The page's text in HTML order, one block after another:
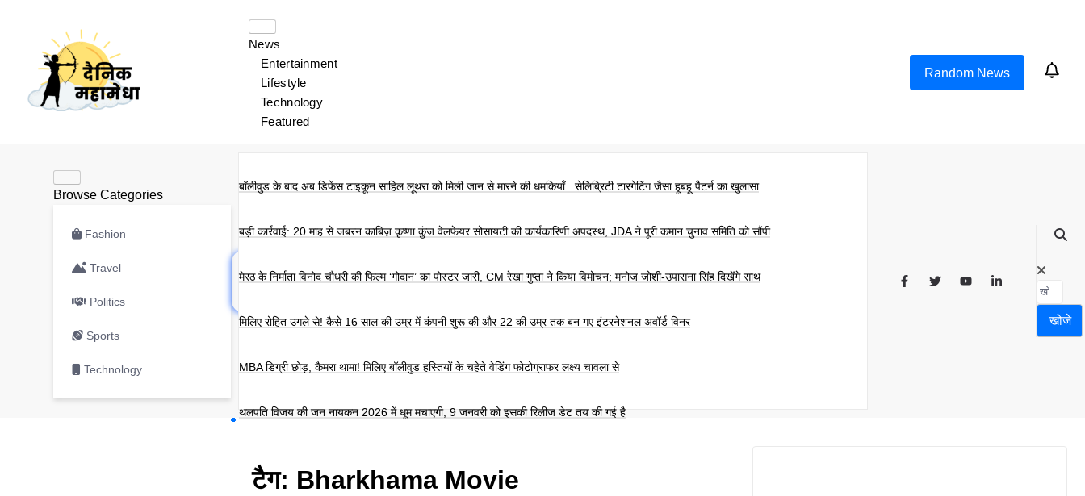
News
Entertainment
Lifestyle
Technology
Featured
Random News
Browse Categories
Fashion
Travel
Politics
Sports
Technology
बॉलीवुड के बाद अब डिफेंस टाइकून साहिल लूथरा को मिली जान से मारने की धमकियाँ : सेलिब्रिटी टारगेटिंग जैसा हूबहू पैटर्न का खुलासा
बड़ी कार्रवाई: 20 माह से जबरन काबिज़ कृष्णा कुंज वेलफेयर सोसायटी की कार्यकारिणी अपदस्थ, JDA ने पूरी कमान चुनाव समिति को सौंपी
मेरठ के निर्माता विनोद चौधरी की फिल्म ‘गोदान’ का पोस्टर जारी, CM रेखा गुप्ता ने किया विमोचन; मनोज जोशी-उपासना सिंह दिखेंगे साथ
मिलिए रोहित उगले से! कैसे 16 साल की उम्र में कंपनी शुरू की और 22 की उम्र तक बन गए इंटरनेशनल अवॉर्ड विनर
MBA डिग्री छोड़, कैमरा थामा! मिलिए बॉलीवुड हस्तियों के चहेते वेडिंग फोटोग्राफर लक्ष्य चावला से
थलपति विजय की जन नायकन 2026 में धूम मचाएगी, 9 जनवरी को इसकी रिलीज डेट तय की गई है
टैग: Bharkhama Movie